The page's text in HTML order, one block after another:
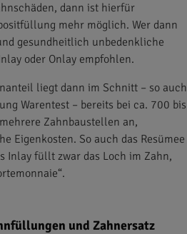
dann ist hierfür
mehr möglich. Wer dann
gesundheitlich unbedenkliche
oder Onlay empfohlen.
liegt dann im Schnitt – so auch
Warentest – bereits bei ca. 700 bis
Zahnbaustellen an,
Eigenkosten. So auch das Resümee
Inlay füllt zwar das Loch im Zahn,
und Zahnersatz